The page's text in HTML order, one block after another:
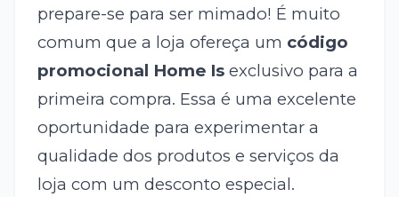
prepare-se para ser mimado! É muito
comum que a loja ofereça um código
promocional Home Isexclusivo para a
primeira compra. Essa é uma excelente
oportunidade para experimentar a
qualidade dos produtos e serviços da
loja com um desconto especial.